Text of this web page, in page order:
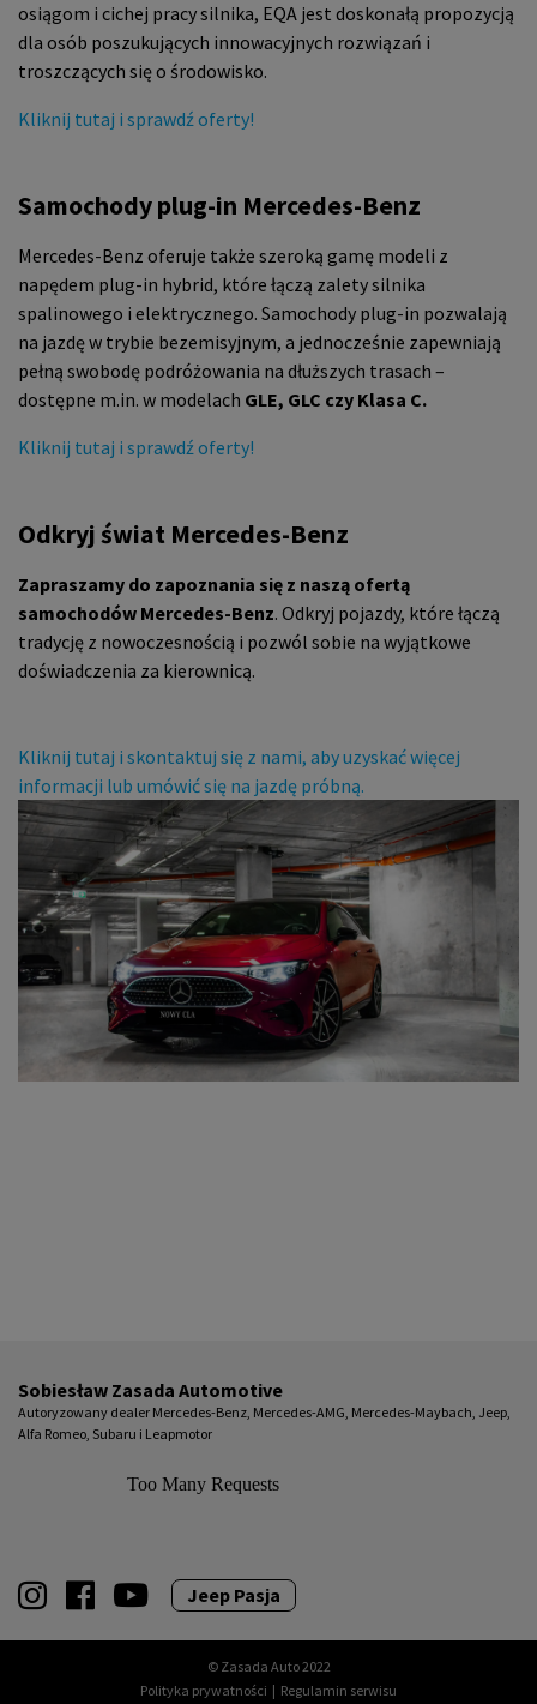
osiągom i cichej pracy silnika, EQA jest doskonałą propozycją
dla osób poszukujących innowacyjnych rozwiązań i
troszczących się o środowisko.
Kliknij tutaj i sprawdź oferty!
Samochody plug-in Mercedes-Benz
Mercedes-Benz oferuje także szeroką gamę modeli z
napędem plug-in hybrid, które łączą zalety silnika
spalinowego i elektrycznego. Samochody plug-in pozwalają
na jazdę w trybie bezemisyjnym, a jednocześnie zapewniają
pełną swobodę podróżowania na dłuższych trasach –
dostępne m.in. w modelach GLE, GLC czy Klasa C.
Kliknij tutaj i sprawdź oferty!
Odkryj świat Mercedes-Benz
Zapraszamy do zapoznania się z naszą ofertą
samochodów Mercedes-Benz. Odkryj pojazdy, które łączą
tradycję z nowoczesnością i pozwól sobie na wyjątkowe
doświadczenia za kierownicą.
Kliknij tutaj i skontaktuj się z nami, aby uzyskać więcej
informacji lub umówić się na jazdę próbną.
Sobiesław Zasada Automotive
Autoryzowany dealer Mercedes-Benz, Mercedes-AMG, Mercedes-Maybach, Jeep,
Alfa Romeo, Subaru i Leapmotor
Jeep Pasja
© Zasada Auto 2022
Polityka prywatności | Regulamin serwisu